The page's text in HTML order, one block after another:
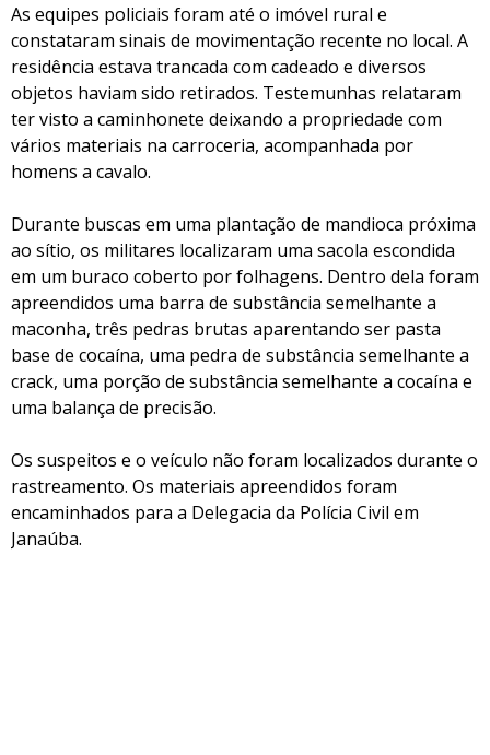
As equipes policiais foram até o imóvel rural e
constataram sinais de movimentação recente no local. A
residência estava trancada com cadeado e diversos
objetos haviam sido retirados. Testemunhas relataram
ter visto a caminhonete deixando a propriedade com
vários materiais na carroceria, acompanhada por
homens a cavalo.
Durante buscas em uma plantação de mandioca próxima
ao sítio, os militares localizaram uma sacola escondida
em um buraco coberto por folhagens. Dentro dela foram
apreendidos uma barra de substância semelhante a
maconha, três pedras brutas aparentando ser pasta
base de cocaína, uma pedra de substância semelhante a
crack, uma porção de substância semelhante a cocaína e
uma balança de precisão.
Os suspeitos e o veículo não foram localizados durante o
rastreamento. Os materiais apreendidos foram
encaminhados para a Delegacia da Polícia Civil em
Janaúba.